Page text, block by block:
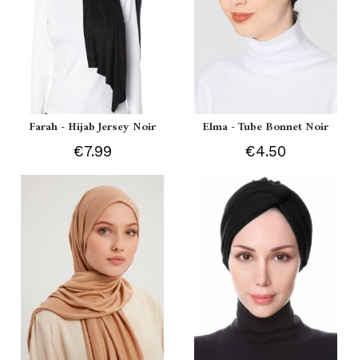
Farah - Hijab Jersey Noir
€7.99
Elma - Tube Bonnet Noir
€4.50